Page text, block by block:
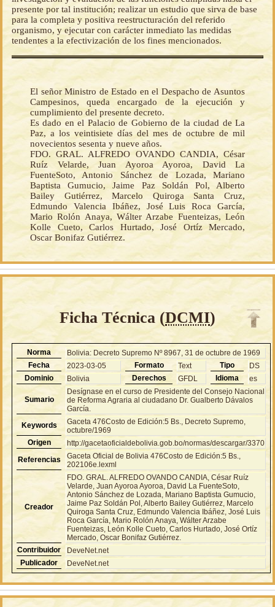
presente por tal institución; realizar un estudio que sirva de base
para la completa y positiva reestructuración del referido
organismo, y ejecutar con carácter inmediato las medidas
tendentes a la efectivización de los fines mencionados.
El señor Ministro de Estado en el Despacho de Asuntos
Campesinos, queda encargado de la ejecución y
cumplimiento del presente decreto.
Es dado en el Palacio de Gobierno de la ciudad de La
Paz, a los veintisiete días del mes de octubre de mil
novecientos sesenta y nueve años.
FDO. GRAL. ALFREDO OVANDO CANDIA, César
Ruíz Velarde, Juan Ayoroa Ayoroa, David La
FuenteSoto, Antonio Sánchez de Lozada, Mariano
Baptista Gumucio, Jaime Paz Soldán Pol, Alberto
Bailey Gutiérrez, Marcelo Quiroga Santa Cruz,
Edmundo Valencia Ibáñez, José Luis Roca García,
Mario Rolón Anaya, Wálter Arzabe Fuenteizas, León
Kolle Cueto, Carlos Hurtado, José Ortíz Mercado,
Oscar Bonifaz Gutiérrez.
Ficha Técnica (DCMI)
Norma
Bolivia: Decreto Supremo Nº 8967, 31 de octubre de 1969
Fecha
2023-03-05 Formato Text Tipo
DS
Dominio
Bolivia Derechos GFDL Idioma es
Sumario
Desígnase en el curso de Presidente del Consejo Nacional
de Reforma Agraria al ciudadano Dr. Gualberto Dávalos
García.
Keywords
Gaceta 476Costo de Edición:5 Bs., Decreto Supremo,
octubre/1969
Origen
http://gacetaoficialdebolivia.gob.bo/normas/descargar/3370
Referencias
Gaceta Oficial de Bolivia 476Costo de Edición:5 Bs.,
202106e.lexml
Creador
FDO. GRAL. ALFREDO OVANDO CANDIA, César Ruíz
Velarde, Juan Ayoroa Ayoroa, David La FuenteSoto,
Antonio Sánchez de Lozada, Mariano Baptista Gumucio,
Jaime Paz Soldán Pol, Alberto Bailey Gutiérrez, Marcelo
Quiroga Santa Cruz, Edmundo Valencia Ibáñez, José Luis
Roca García, Mario Rolón Anaya, Wálter Arzabe
Fuenteizas, León Kolle Cueto, Carlos Hurtado, José Ortíz
Mercado, Oscar Bonifaz Gutiérrez.
Contribuidor
DeveNet.net
Publicador
DeveNet.net